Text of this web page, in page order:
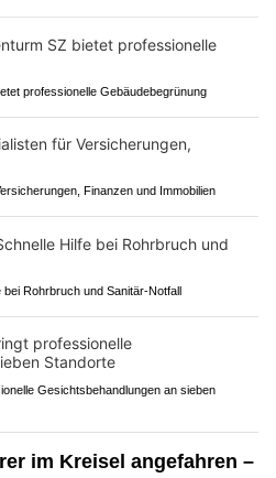
professionelle Gebäudebegrünung
Finanzen und Immobilien
Rohrbruch und Sanitär-Notfall
Gesichtsbehandlungen an sieben
im Kreisel angefahren –